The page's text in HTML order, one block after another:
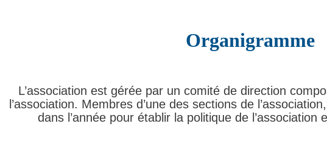
Organigramme
L’association est gérée par un comité de direction
l’association. Membres d’une des sections de
dans l’année pour établir la politique de l’association